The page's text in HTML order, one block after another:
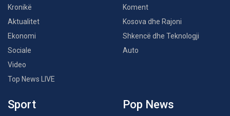
Kronikë
Aktualitet
Ekonomi
Sociale
Video
Top News LIVE
Koment
Kosova dhe Rajoni
Shkencë dhe Teknologji
Auto
Sport Pop News